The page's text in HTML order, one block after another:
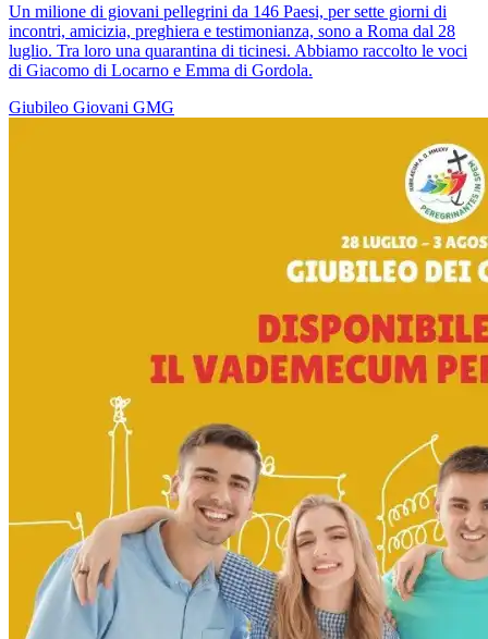
Un milione di giovani pellegrini da 146 Paesi, per sette giorni di
incontri, amicizia, preghiera e testimonianza, sono a Roma dal 28
luglio. Tra loro una quarantina di ticinesi. Abbiamo raccolto le voci
di Giacomo di Locarno e Emma di Gordola.
Giubileo Giovani GMG